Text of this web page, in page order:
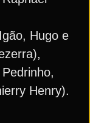
Hugo e
Henry).